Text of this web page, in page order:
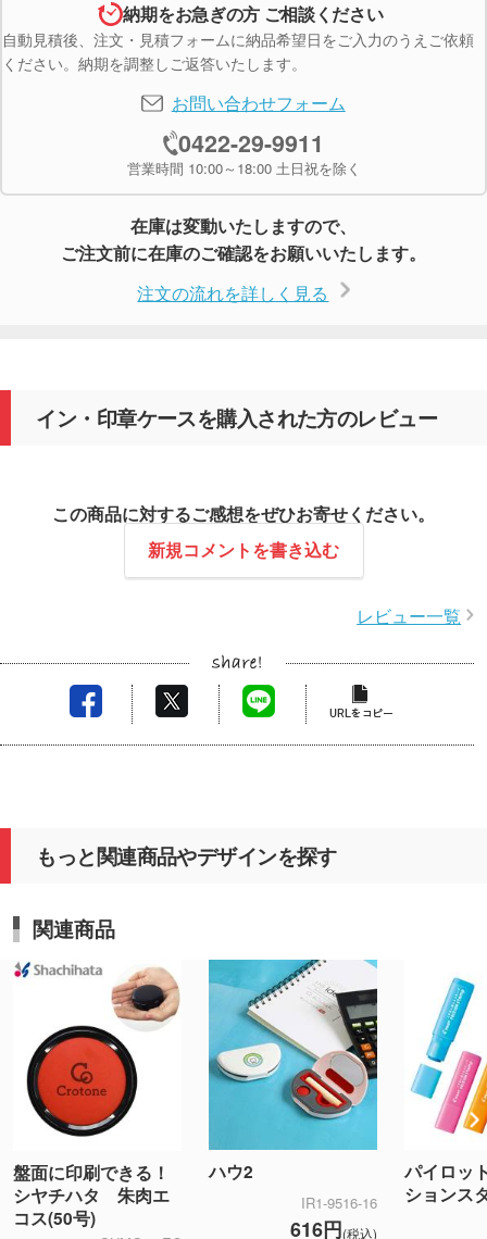
納期をお急ぎの方 ご相談ください
自動見積後、注文・見積フォームに納品希望日をご入力のうえご依頼
ください。納期を調整しご返答いたします。
お問い合わせフォーム
0422-29-9911
営業時間 10:00～18:00 土日祝を除く
在庫は変動いたしますので、
ご注文前に在庫のご確認をお願いいたします。
注文の流れを詳しく見る
イン・印章ケースを購入された方のレビュー
この商品に対するご感想をぜひお寄せください。
新規コメントを書き込む
レビュー一覧
もっと関連商品やデザインを探す
関連商品
盤面に印刷できる！
シヤチハタ 朱肉エ
コス(50号)
ハウ2
IR1-9516-16
616円(税込)
パイロッ
ションス